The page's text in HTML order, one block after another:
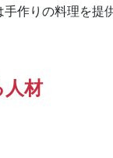
作りの料理を提
材